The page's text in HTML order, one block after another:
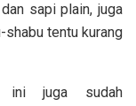
sapi plain, juga
shabu tentu kurang
ini juga sudah